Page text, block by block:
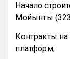
Начало
Мойынты
Контракты
платформ;